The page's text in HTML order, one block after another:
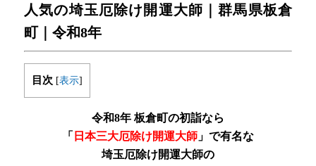
人気の埼玉厄除け開運大師｜群馬県板倉
町｜令和8年
目次 [表示]
令和8年 板倉町の初詣なら
「 日本三大厄除け開運大師」で有名な
埼玉厄除け開運大師の